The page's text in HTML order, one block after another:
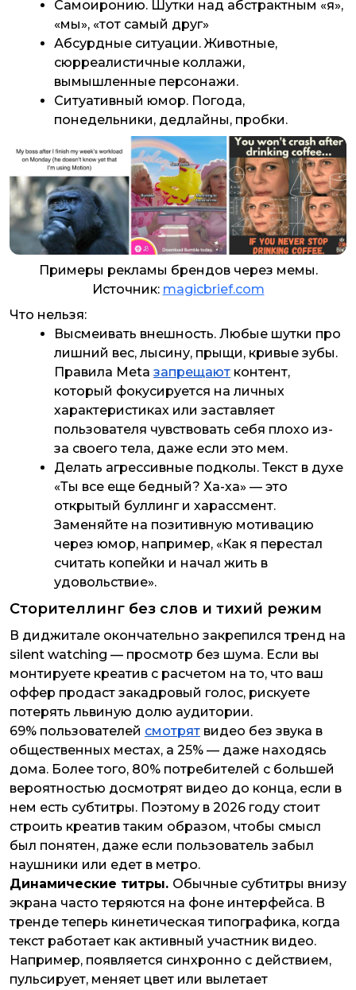
Самоиронию. Шутки над абстрактным «я»,
«мы», «тот самый друг»
Абсурдные ситуации. Животные,
сюрреалистичные коллажи,
вымышленные персонажи.
Ситуативный юмор. Погода,
понедельники, дедлайны, пробки.
Примеры рекламы брендов через мемы.
Источник: magicbrief.com
Что нельзя:
Высмеивать внешность. Любые шутки про
лишний вес, лысину, прыщи, кривые зубы.
Правила Meta запрещают контент,
который фокусируется на личных
характеристиках или заставляет
пользователя чувствовать себя плохо из-
за своего тела, даже если это мем.
Делать агрессивные подколы. Текст в духе
«Ты все еще бедный? Ха-ха» — это
открытый буллинг и харассмент.
Заменяйте на позитивную мотивацию
через юмор, например, «Как я перестал
считать копейки и начал жить в
удовольствие».
Сторителлинг без слов и тихий режим
В диджитале окончательно закрепился тренд на
silent watching — просмотр без шума. Если вы
монтируете креатив с расчетом на то, что ваш
оффер продаст закадровый голос, рискуете
потерять львиную долю аудитории.
69% пользователей смотрят видео без звука в
общественных местах, а 25% — даже находясь
дома. Более того, 80% потребителей с большей
вероятностью досмотрят видео до конца, если в
нем есть субтитры. Поэтому в 2026 году стоит
строить креатив таким образом, чтобы смысл
был понятен, даже если пользователь забыл
наушники или едет в метро.
Динамические титры. Обычные субтитры внизу
экрана часто теряются на фоне интерфейса. В
тренде теперь кинетическая типографика, когда
текст работает как активный участник видео.
Например, появляется синхронно с действием,
пульсирует, меняет цвет или вылетает